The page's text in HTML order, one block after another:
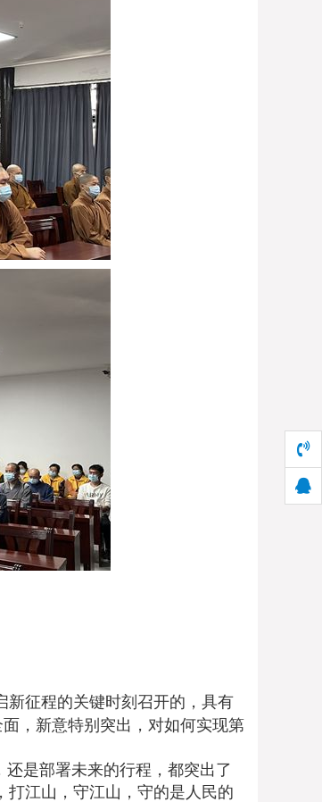
新征程的关键时刻召开的，具有
，新意特别突出，对如何实现第
是部署未来的行程，都突出了
打江山，守江山，守的是人民的